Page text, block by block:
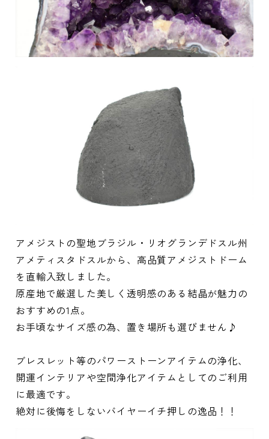
アメジストの聖地ブラジル・リオグランデドスル州
アメティスタドスルから、高品質アメジストドーム
を直輸入致しました。
原産地で厳選した美しく透明感のある結晶が魅力の
おすすめの1点。
お手頃なサイズ感の為、置き場所も選びません♪
ブレスレット等のパワーストーンアイテムの浄化、
開運インテリアや空間浄化アイテムとしてのご利用
に最適です。
絶対に後悔をしないバイヤーイチ押しの逸品！！